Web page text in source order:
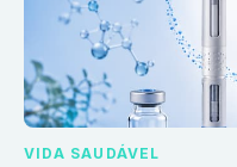
VIDA SAUDÁVEL